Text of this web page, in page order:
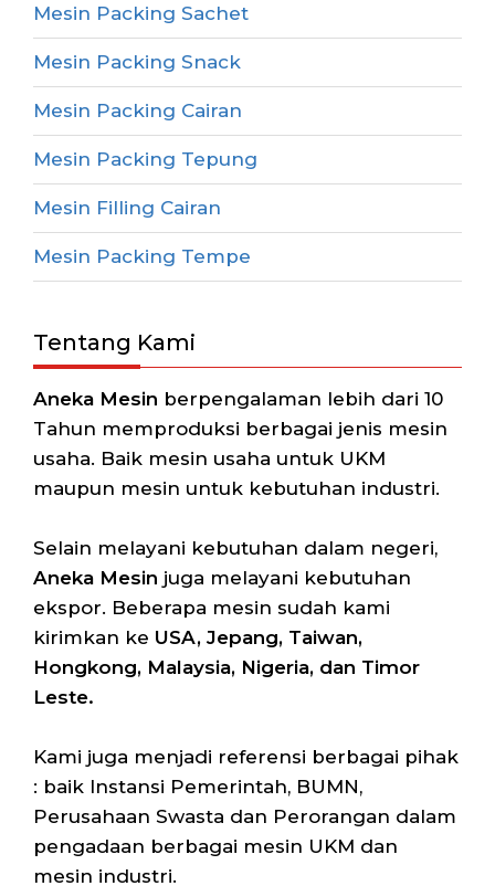
Mesin Packing Sachet
Mesin Packing Snack
Mesin Packing Cairan
Mesin Packing Tepung
Mesin Filling Cairan
Mesin Packing Tempe
Tentang Kami
Aneka Mesin berpengalaman lebih dari 10
Tahun memproduksi berbagai jenis mesin
usaha. Baik mesin usaha untuk UKM
maupun mesin untuk kebutuhan industri.
Selain melayani kebutuhan dalam negeri,
Aneka Mesin juga melayani kebutuhan
ekspor. Beberapa mesin sudah kami
kirimkan ke USA, Jepang, Taiwan,
Hongkong, Malaysia, Nigeria, dan Timor
Leste.
Kami juga menjadi referensi berbagai pihak
: baik Instansi Pemerintah, BUMN,
Perusahaan Swasta dan Perorangan dalam
pengadaan berbagai mesin UKM dan
mesin industri.